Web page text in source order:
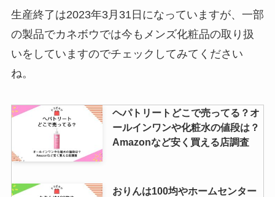
空き缶つぶしはダイソーやセリア
やホームセンターで売ってる？お
すすめ商品はコレ！
コストコ・業務スーパーなど販売
店を調査！食べ頃の見分け方は？
てる？ヨドバシやマツキヨなど売
生産終了は2023年3月31日になっていますが、一部
の製品でカネボウでは今もメンズ化粧品の取り扱
いをしていますのでチェックしてみてください
ね。
ヘパトリートどこで売ってる？オ
ールインワンや化粧水の値段は？
Amazonなど安く買える店調査
おりんは100均やホームセンター